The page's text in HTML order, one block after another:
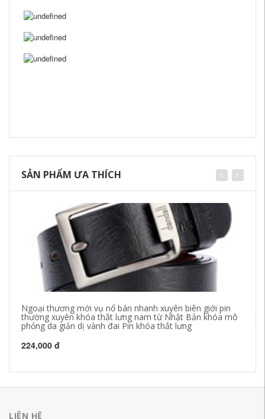
SẢN PHẨM ƯA THÍCH
Ngoại thương mới vụ nổ bán nhanh xuyên biên giới pin
thường xuyên khóa thắt lưng nam từ Nhật Bản khóa mô
phỏng da giản dị vành đai Pin khóa thắt lưng
224,000 đ
LIÊN HỆ